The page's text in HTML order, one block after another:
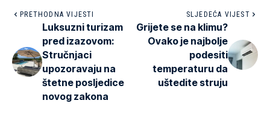
PRETHODNA VIJESTI
Luksuzni turizam
pred izazovom:
Stručnjaci
upozoravaju na
štetne posljedice
novog zakona
SLJEDEĆA VIJEST
Grijete se na klimu?
Ovako je najbolje
podesiti
temperaturu da
uštedite struju